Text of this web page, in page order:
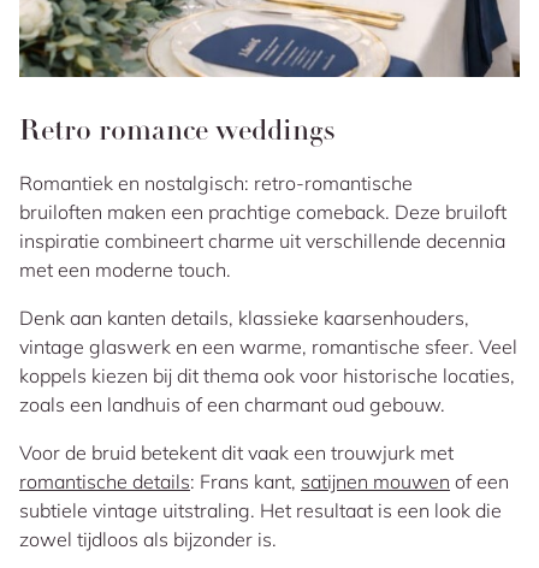
Retro romance weddings
Romantiek en nostalgisch: retro-romantische
bruiloften maken een prachtige comeback. Deze bruiloft
inspiratie combineert charme uit verschillende decennia
met een moderne touch.
Denk aan kanten details, klassieke kaarsenhouders,
vintage glaswerk en een warme, romantische sfeer. Veel
koppels kiezen bij dit thema ook voor historische locaties,
zoals een landhuis of een charmant oud gebouw.
Voor de bruid betekent dit vaak een trouwjurk met
romantische details: Frans kant, satijnen mouwen of een
subtiele vintage uitstraling. Het resultaat is een look die
zowel tijdloos als bijzonder is.